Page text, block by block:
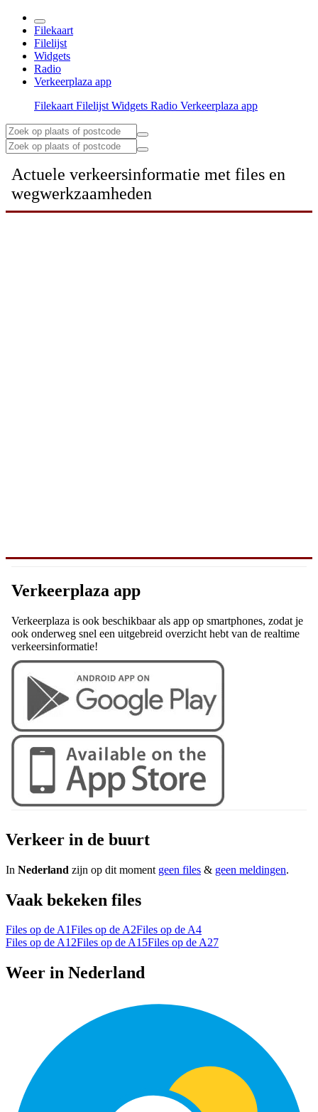
Filekaart
Filelijst
Widgets
Radio
Verkeerplaza app
Filekaart Filelijst Widgets Radio Verkeerplaza app
Actuele verkeersinformatie met files en
wegwerkzaamheden
Verkeerplaza app
Verkeerplaza is ook beschikbaar als app op smartphones, zodat je
ook onderweg snel een uitgebreid overzicht hebt van de realtime
verkeersinformatie!
Verkeer in de buurt
In Nederland zijn op dit moment geen files & geen meldingen.
Vaak bekeken files
Files op de A1Files op de A2Files op de A4
Files op de A12Files op de A15Files op de A27
Weer in Nederland